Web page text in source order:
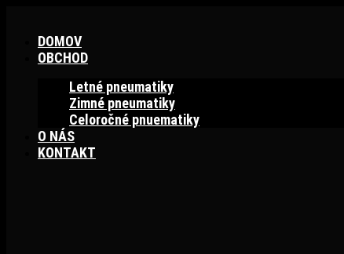
DOMOV
OBCHOD
Letné pneumatiky
Zimné pneumatiky
Celoročné pnuematiky
O NÁS
KONTAKT